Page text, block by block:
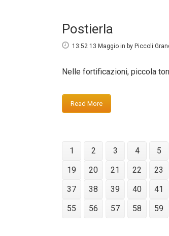
Postierla
13:52 13 Maggio in by Piccoli
Nelle fortificazioni, piccola
Read More
1 2 3 4 5
19
20 21 22 23
37
38 39 40 41
55
56 57 58 59